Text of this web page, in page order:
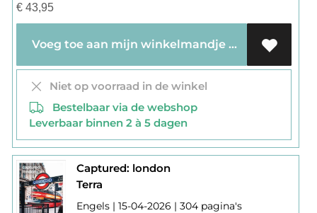
€43,95
Voeg toe aan mijn winkelmandje
Niet op voorraad in de winkel
Bestelbaar via de webshop
Leverbaar binnen 2 à 5 dagen
Captured: london
Terra
Engels | 15-04-2026 | 304 pagina's